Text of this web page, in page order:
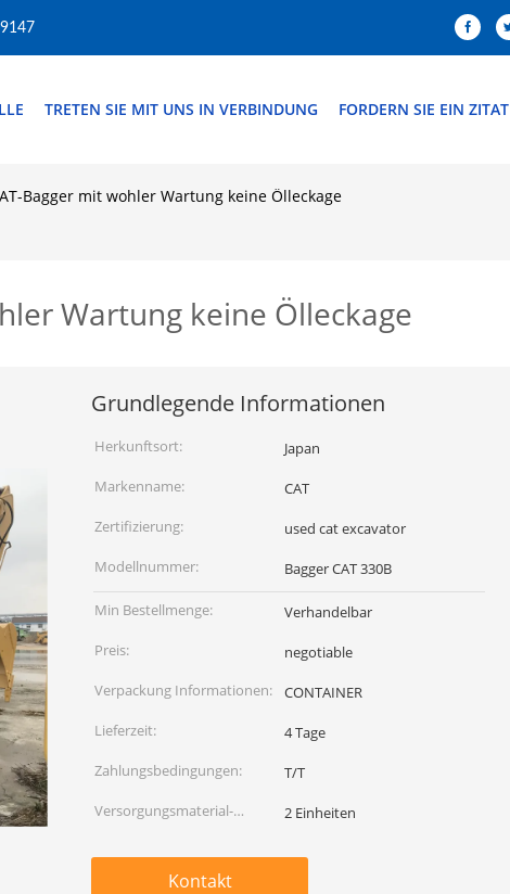
TRETEN SIE MIT UNS IN VERBINDUNG FORDERN SIE EIN ZITAT
Bagger mit wohler Wartung keine Ölleckage
Wartung keine Ölleckage
Grundlegende Informationen
Herkunftsort:
Japan
Markenname:
CAT
Zertifizierung:
used cat excavator
Modellnummer:
Bagger CAT 330B
Min Bestellmenge:
Verhandelbar
Preis:
negotiable
Verpackung Informationen:
CONTAINER
Lieferzeit:
4 Tage
Zahlungsbedingungen:
T/T
Versorgungsmaterial-
2 Einheiten
Kontakt